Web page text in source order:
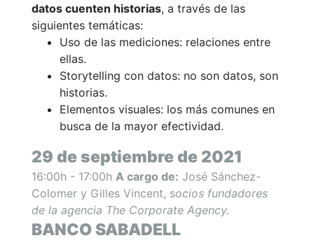
datos cuenten historias, a través de las
siguientes temáticas:
Uso de las mediciones: relaciones entre
ellas.
Storytelling con datos: no son datos, son
historias.
Elementos visuales: los más comunes en
busca de la mayor efectividad.
29 de septiembre de 2021
16:00h - 17:00h A cargo de: José Sánchez-
Colomer y Gilles Vincent, socios fundadores
de la agencia The Corporate Agency.
BANCO SABADELL